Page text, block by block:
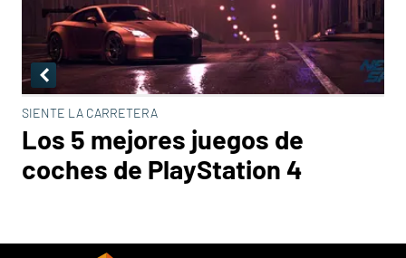
SIENTE LA CARRETERA
Los 5 mejores juegos de
coches de PlayStation 4